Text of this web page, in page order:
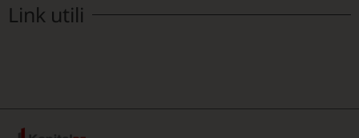
Link utili